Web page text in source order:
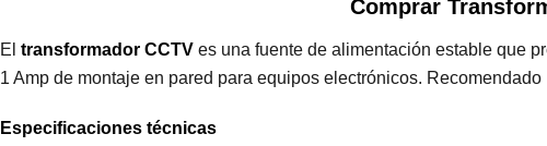
Comprar
El transformador CCTV es una fuente de alimentación estable que
1 Amp de montaje en pared para equipos electrónicos.
Especificaciones técnicas